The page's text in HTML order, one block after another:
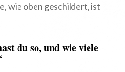
wie oben geschildert, ist
du so, und wie viele